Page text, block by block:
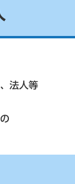
法人等